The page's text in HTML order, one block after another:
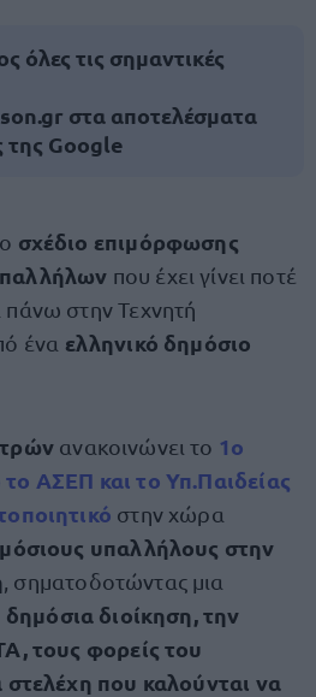
όλες τις σημαντικές
στα αποτελέσματα
της Google
σχέδιο επιμόρφωσης
που έχει γίνει ποτέ
στην Τεχνητή
ένα ελληνικό δημόσιο
ανακοινώνει το 1ο
ΑΣΕΠ και το Υπ.Παιδείας
στην χώρα
υπαλλήλους στην
, σηματοδοτώντας μια
δημόσια διοίκηση, την
τους φορείς του
που καλούνται να